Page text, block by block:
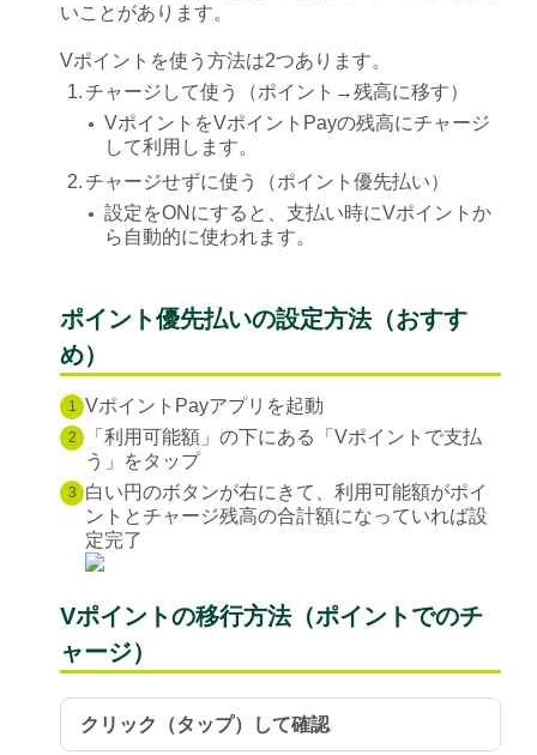
いことがあります。
Vポイントを使う方法は2つあります。
1. チャージして使う（ポイント→残高に移す）
●
VポイントをVポイントPayの残高にチャージ
して利用します。
2. チャージせずに使う（ポイント優先払い）
●
設定をONにすると、支払い時にVポイントか
ら自動的に使われます。
ポイント優先払いの設定方法（おすす
め）
1 VポイントPayアプリを起動
2
「利用可能額」の下にある「Vポイントで支払
う」をタップ
3
白い円のボタンが右にきて、利用可能額がポイ
ントとチャージ残高の合計額になっていれば設
定完了
Vポイントの移行方法（ポイントでのチ
ャージ）
クリック（タップ）して確認